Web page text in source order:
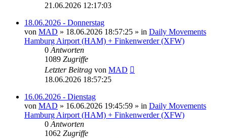
21.06.2026 12:17:03
18.06.2026 - Donnerstag
von MAD » 18.06.2026 18:57:25 » in Daily Movements
Hamburg Airport (HAM) + Finkenwerder (XFW)
0 Antworten
1089 Zugriffe
Letzter Beitrag von MAD
18.06.2026 18:57:25
16.06.2026 - Dienstag
von MAD » 16.06.2026 19:45:59 » in Daily Movements
Hamburg Airport (HAM) + Finkenwerder (XFW)
0 Antworten
1062 Zugriffe